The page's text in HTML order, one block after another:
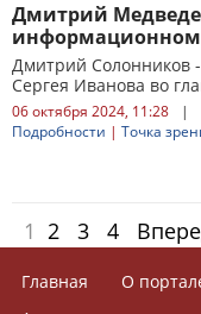
Дмитрий
информационном
Дмитрий Солонников
Сергея Иванова во
06 октября 2024, 11:28 |
Подробности | Точка
1 2 3 4
Главная О